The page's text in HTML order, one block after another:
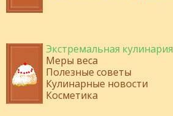
Экстремальная кулинария
Меры веса
Полезные советы
Кулинарные новости
Косметика